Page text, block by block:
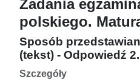
Zadania
polskiego.
Sposób
(tekst) - Odpowiedź 2.
Szczegóły